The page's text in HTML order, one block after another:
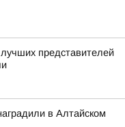
представителей
в Алтайском